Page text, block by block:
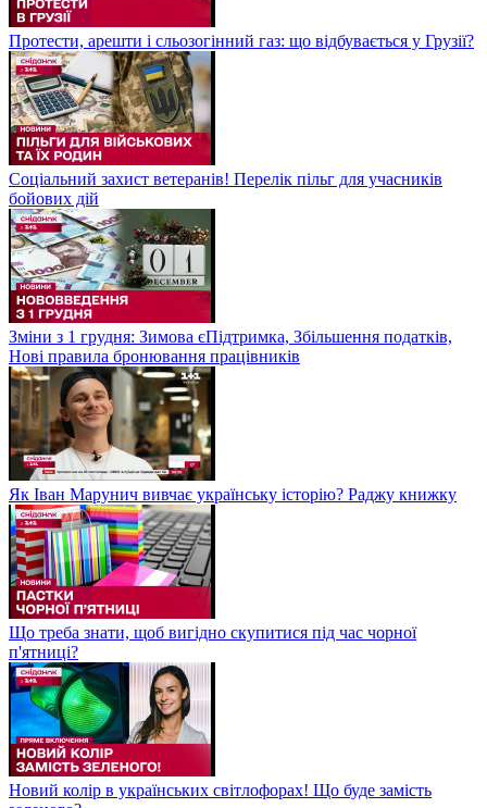
Протести, арешти і сльозогінний газ: що відбувається у Грузії?
Соціальний захист ветеранів! Перелік пільг для учасників
бойових дій
Зміни з 1 грудня: Зимова єПідтримка, Збільшення податків,
Нові правила бронювання працівників
Як Іван Марунич вивчає українську історію? Раджу книжку
Що треба знати, щоб вигідно скупитися під час чорної
п'ятниці?
Новий колір в українських світлофорах! Що буде замість